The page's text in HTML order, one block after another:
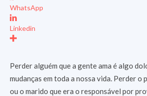
WhatsApp
Linkedin
Perder alguém que a gente ama é algo
mudanças em toda a nossa vida. Perder o
ou o marido que era o responsável por